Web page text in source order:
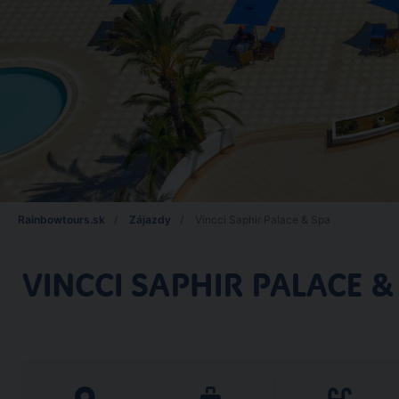
Rainbowtours.sk Zájazdy
VINCCI SAPHIR PALACE